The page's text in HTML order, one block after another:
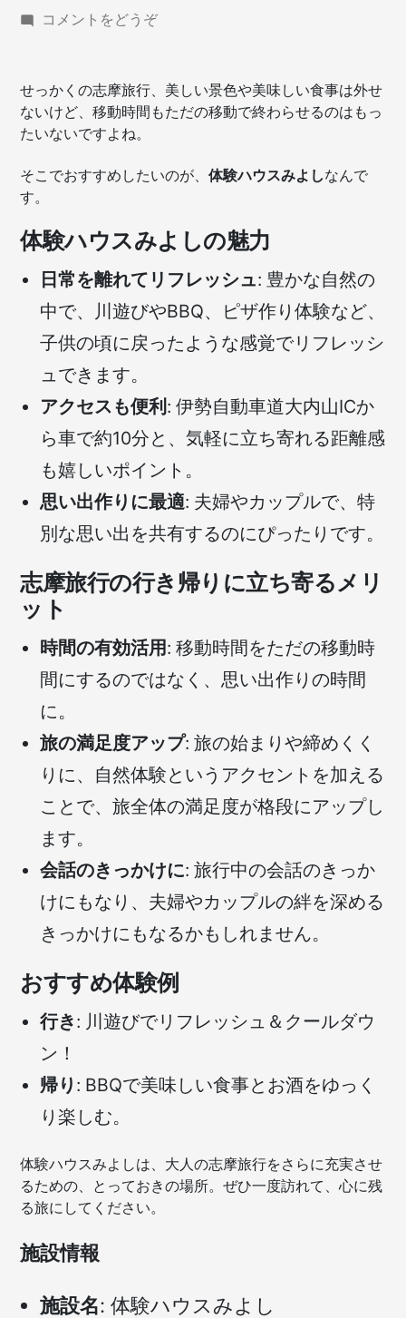
コメントをどうぞ(志
行
の
行
り
充
実
さ
せ
る、
人
た
め
の
験
ス
ッ
せっかくの志摩旅行、美しい景色や美味しい食事は外せ
ないけど、移動時間もただの移動で終わらせるのはもっ
たいないですよね。
そこでおすすめしたいのが、 体験ハウスみよしなんで
す。
体験ハウスみよしの魅力
日常を離れてリフレッシュ: 豊かな自然の
中で、川遊びやBBQ、ピザ作り体験など、
子供の頃に戻ったような感覚でリフレッシ
ュできます。
アクセスも便利 : 伊勢自動車道大内山ICか
ら車で約10分と、気軽に立ち寄れる距離感
も嬉しいポイント。
思い出作りに最適: 夫婦やカップルで、特
別な思い出を共有するのにぴったりです。
志摩旅行の行き帰りに立ち寄るメリ
ット
時間の有効活用: 移動時間をただの移動時
間にするのではなく、思い出作りの時間
に。
旅の満足度アップ: 旅の始まりや締めくく
りに、自然体験というアクセントを加える
ことで、旅全体の満足度が格段にアップし
ます。
会話のきっかけに: 旅行中の会話のきっか
けにもなり、夫婦やカップルの絆を深める
きっかけにもなるかもしれません。
おすすめ体験例
行き: 川遊びでリフレッシュ＆クールダウ
ン！
帰り : BBQで美味しい食事とお酒をゆっく
り楽しむ。
体験ハウスみよしは、大人の志摩旅行をさらに充実させ
るための、とっておきの場所。ぜひ一度訪れて、心に残
る旅にしてください。
施設情報
施設名: 体験ハウスみよし